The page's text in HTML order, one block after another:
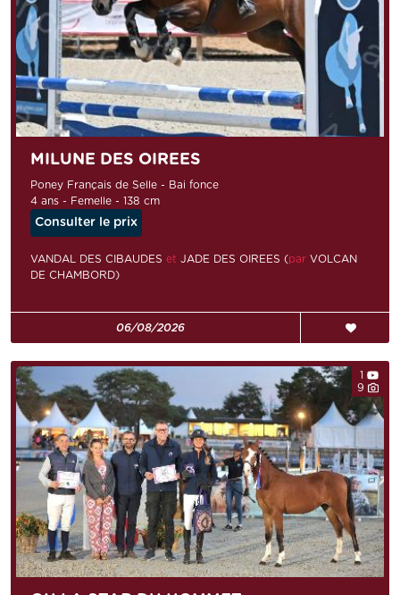
MILUNE DES OIREES
Poney Français de Selle - Bai fonce
4 ans - Femelle - 138 cm
Consulter le prix
VANDAL DES CIBAUDES et JADE DES OIREES (par VOLCAN
DE CHAMBORD)
06/08/2026
1
9